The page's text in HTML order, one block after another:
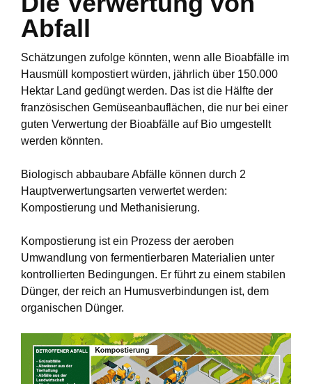
Abfall
Schätzungen zufolge könnten, wenn alle Bioabfälle im
Hausmüll kompostiert würden, jährlich über 150.000
Hektar Land gedüngt werden. Das ist die Hälfte der
französischen Gemüseanbauflächen, die nur bei einer
guten Verwertung der Bioabfälle auf Bio umgestellt
werden könnten.
Biologisch abbaubare Abfälle können durch 2
Hauptverwertungsarten verwertet werden:
Kompostierung und Methanisierung.
Kompostierung ist ein Prozess der aeroben
Umwandlung von fermentierbaren Materialien unter
kontrollierten Bedingungen. Er führt zu einem stabilen
Dünger, der reich an Humusverbindungen ist, dem
organischen Dünger.